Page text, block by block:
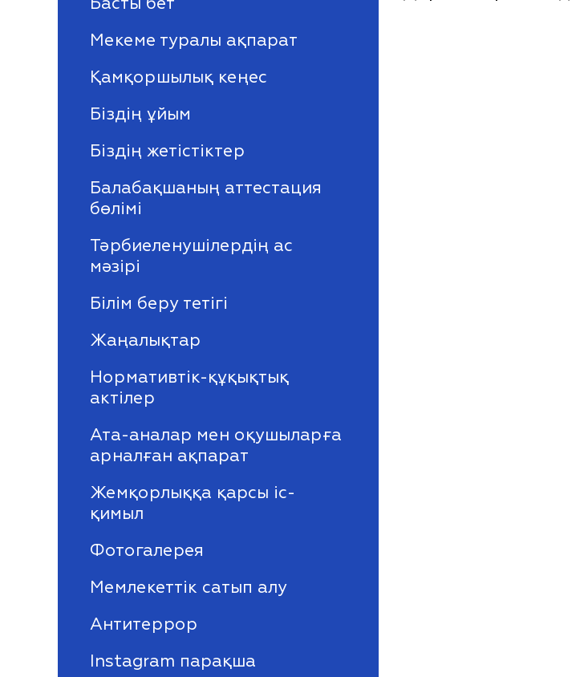
Мекеме туралы ақпарат
Қамқоршылық кеңес
Біздің ұйым
Біздің жетістіктер
Балабақшаның аттестация
бөлімі
Тәрбиеленушілердің ас
мәзірі
Білім беру тетігі
Жаңалықтар
Нормативтік-құқықтық
актілер
Ата-аналар мен оқушыларға
арналған ақпарат
Жемқорлыққа қарсы іс-
қимыл
Фотогалерея
Мемлекеттік сатып алу
Антитеррор
Instagram парақша